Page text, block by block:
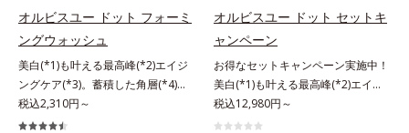
シリーズは美容成分(*7)として
「G.D.F.アクティベーター(*8)」を
配合。そして、従来から配合してい
る美白(*1)有効成分「トラネキサム
酸」を配合しました。さらに、シリ
ーズ共通の美容成分「GLルートブ
ースター(*9)」を配合することで、
ズは美容成分(*8)として「G.D.F.ア
クティベーター(*9)」を配合。そし
て、従来から配合している美白(*1)
有効成分「トラネキサム酸」を配合
しました。さらに、シリーズ共通の
美容成分「GLルートブースター
(*10)」を配合することで、肌のふ
オルビスユー ドット フォーミ
ングウォッシュ
美白(*1)も叶える最高峰(*2)エイジ
ングケア(*3)。蓄積した角層(*4)を
絡めとりくすみ(*5)を晴らす高密着
マイルドピーリング(*6)洗顔料。ハ
税込2,310円～
オルビスユー ドット セットキ
ャンペーン
お得なセットキャンペーン実施中！
美白(*1)も叶える最高峰(*2)エイジ
ングケア(*3)。ハリも透明感(*4)も
結果主義。年齢サイン(*5)の因子に
税込12,980円～